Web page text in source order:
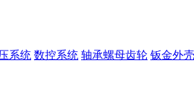
系统 数控系统 轴承螺母齿轮 钣金外壳